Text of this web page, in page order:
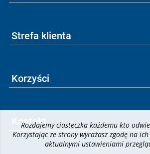
Strefa klienta
Korzyści
Kontakt
Rozdajemy ciasteczka każdemu kto
Korzystając ze strony wyrażasz zgodę na
aktualnymi ustawieniami